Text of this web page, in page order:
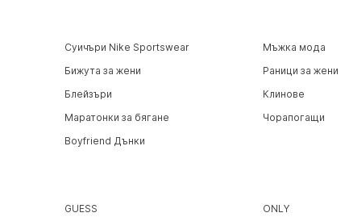
Суичъри Nike Sportswear Мъжка мода
Бижута за жени Раници за жени
Блейзъри Клинове
Маратонки за бягане Чорапогащи
Boyfriend Дънки
GUESS ONLY